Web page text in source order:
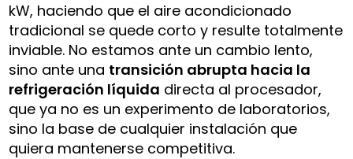
kW, haciendo que el aire acondicionado
tradicional se quede corto y resulte totalmente
inviable. No estamos ante un cambio lento,
sino ante una transición abrupta hacia la
refrigeración líquida directa al procesador,
que ya no es un experimento de laboratorios,
sino la base de cualquier instalación que
quiera mantenerse competitiva.